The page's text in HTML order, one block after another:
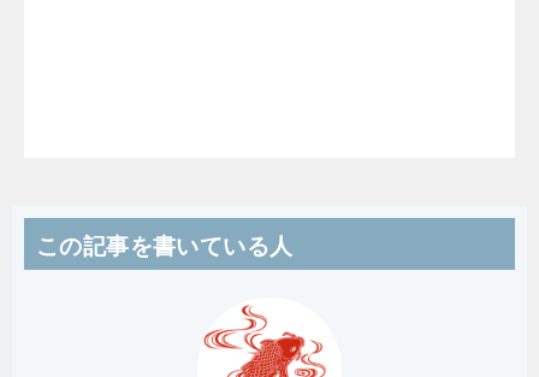
この記事を書いている人